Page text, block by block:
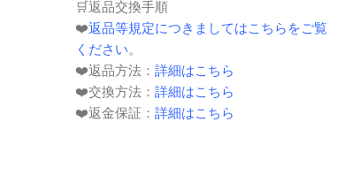
🛒返品交換手順
❤️返品等規定につきましてはこちらをご覧
ください。
❤️返品方法： 詳細はこちら
❤️交換方法： 詳細はこちら
❤️返金保証 ： 詳細はこちら